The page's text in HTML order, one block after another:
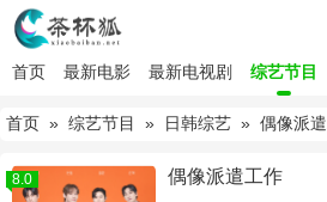
首页 最新电影 最新电视剧 综艺节目
首页 » 综艺节目 » 日韩综艺 » 偶像派
8.0 偶像派遣工作